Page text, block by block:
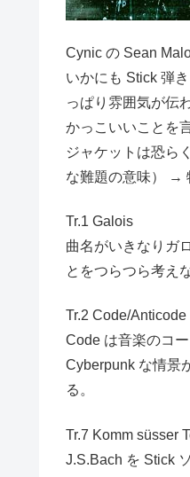
Cynic の Sean
いかにも Stick 弾
っぱり雰囲気が伝
かっこいいことを
ジャケットは恐ら
な難題の意味） →
Tr.1 Galois
曲名がいきなりガ
とをつらつら考え
Tr.2 Code/Anticode
Code は音楽のコ
Cyberpunk な情景
る。
Tr.7 Komm süsser
J.S.Bach を Stick